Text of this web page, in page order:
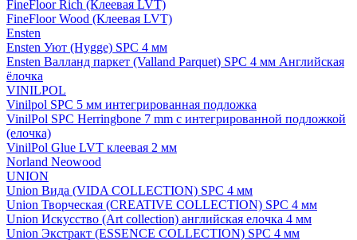
FineFloor Rich (Клеевая LVT)
FineFloor Wood (Клеевая LVT)
Ensten
Ensten Уют (Hygge) SPC 4 мм
Ensten Валланд паркет (Valland Parquet) SPC 4 мм Английская
ёлочка
VINILPOL
Vinilpol SPC 5 мм интегрированная подложка
VinilPol SPC Herringbone 7 mm с интегрированной подложкой
(елочка)
VinilPol Glue LVT клеевая 2 мм
Norland Neowood
UNION
Union Вида (VIDA COLLECTION) SPC 4 мм
Union Творческая (CREATIVE COLLECTION) SPC 4 мм
Union Искусство (Art collection) английская елочка 4 мм
Union Экстракт (ESSENCE COLLECTION) SPC 4 мм